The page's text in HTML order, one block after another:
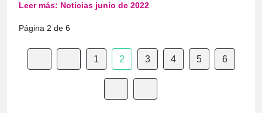
Leer más: Noticias junio de 2022
Página 2 de 6
1 2 3 4 5 6